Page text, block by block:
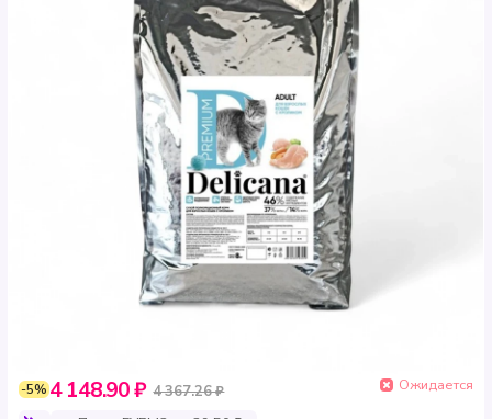
-5% 4 148.90 ₽ 4 367.26 ₽
Ожидается